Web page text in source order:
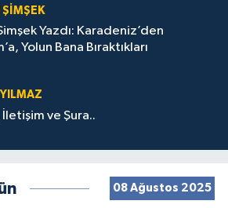
ŞIMŞEK
Yazdı: Karadeniz’den
Yolun Bana Bıraktıkları
YILMAZ
İletişim ve Şura..
08 Ağustos 2025